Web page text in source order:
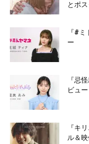
とポ
『#
ー
『忌
ビュー
『キ
ル＆映